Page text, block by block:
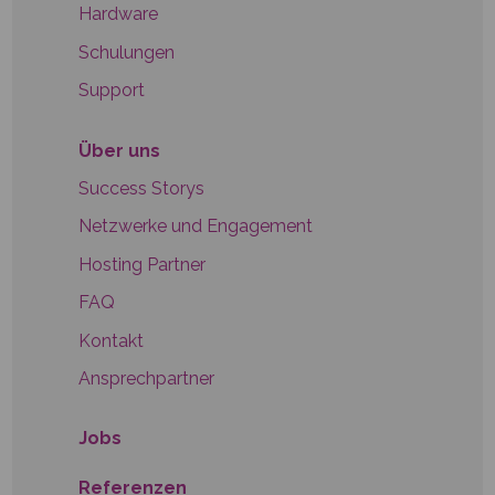
Hardware
Schulungen
Support
Über uns
Success Storys
Netzwerke und Engagement
Hosting Partner
FAQ
Kontakt
Ansprechpartner
Jobs
Referenzen